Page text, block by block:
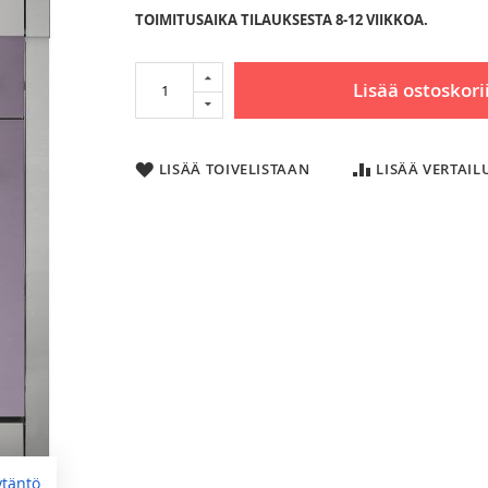
TOIMITUSAIKA TILAUKSESTA 8-12 VIIKKOA.
Lisää
LISÄÄ TOIVELISTAAN LISÄÄ